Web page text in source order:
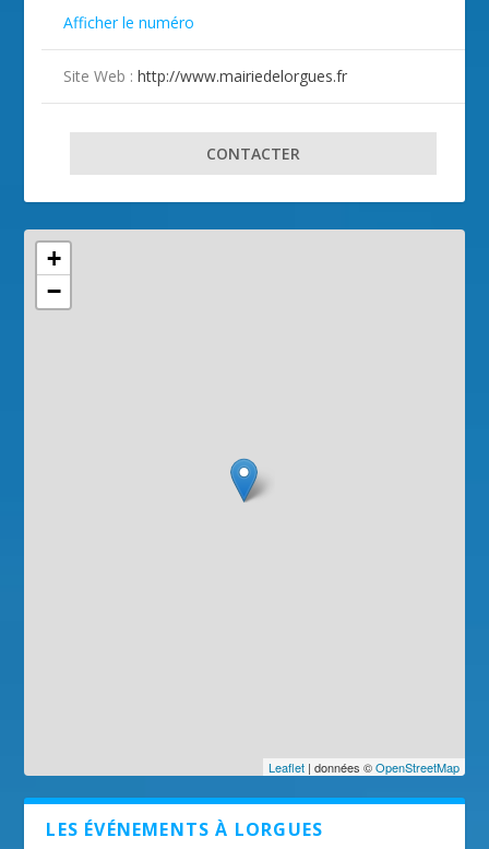
Afficher le numéro
Site Web :http://www.mairiedelorgues.fr
CONTACTER
+
−
Leaflet| données ©OpenStreetMap
LES ÉVÉNEMENTS À LORGUES